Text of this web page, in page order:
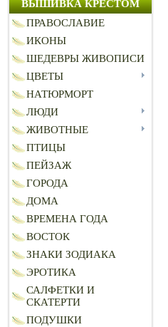
ВЫШИВКА КРЕСТОМ
ПРАВОСЛАВИЕ
ИКОНЫ
ШЕДЕВРЫ ЖИВОПИСИ
ЦВЕТЫ
НАТЮРМОРТ
ЛЮДИ
ЖИВОТНЫЕ
ПТИЦЫ
ПЕЙЗАЖ
ГОРОДА
ДОМА
ВРЕМЕНА ГОДА
ВОСТОК
ЗНАКИ ЗОДИАКА
ЭРОТИКА
САЛФЕТКИ И
СКАТЕРТИ
ПОДУШКИ